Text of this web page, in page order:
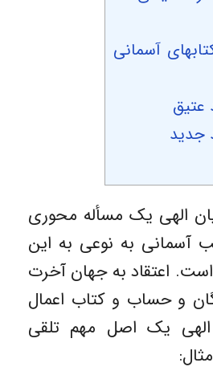
آسمانی
عتیق
جدید
الهی یک مسأله محوری
آسمانی به نوعی به این
اعتقاد به جهان آخرت
و حساب و کتاب اعمال
الهی یک اصل مهم تلقی